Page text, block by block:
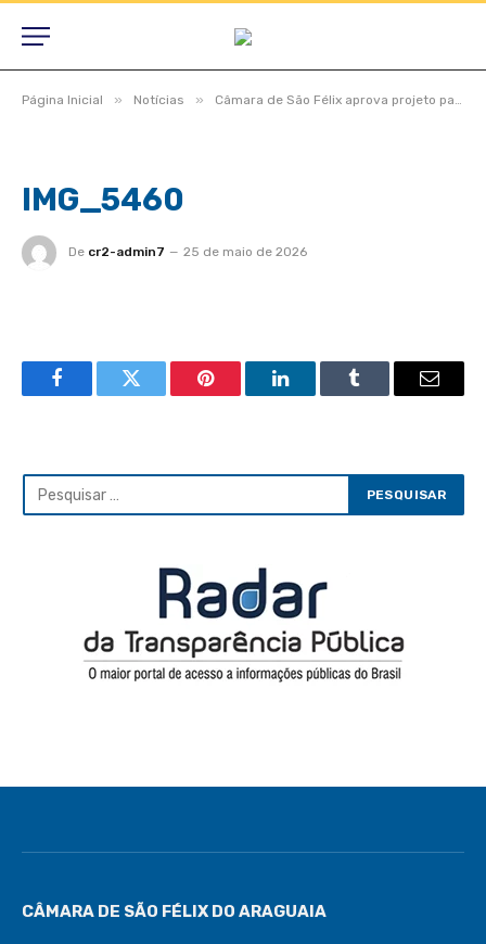
Página Inicial » Notícias » Câmara de São Félix aprova projeto para consórcio do aterro sanitário e vereadores destacam estradas, saúde e obras na zona rural
IMG_5460
De cr2-admin7 25 de maio de 2026
FacebookTwitter Pinterest LinkedInTumblr Email
CÂMARA DE SÃO FÉLIX DO ARAGUAIA